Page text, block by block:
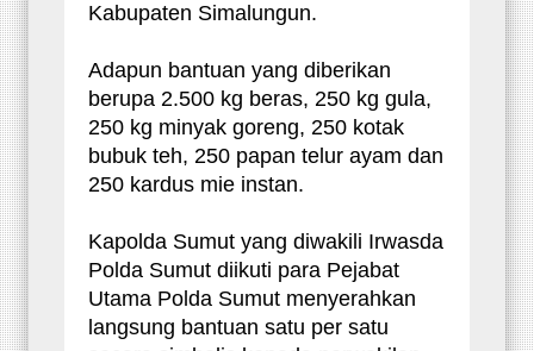
Kabupaten Simalungun.
Adapun bantuan yang diberikan
berupa 2.500 kg beras, 250 kg gula,
250 kg minyak goreng, 250 kotak
bubuk teh, 250 papan telur ayam dan
250 kardus mie instan.
Kapolda Sumut yang diwakili Irwasda
Polda Sumut diikuti para Pejabat
Utama Polda Sumut menyerahkan
langsung bantuan satu per satu